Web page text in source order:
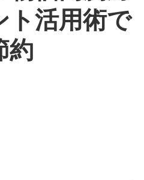
ト活用術で
約